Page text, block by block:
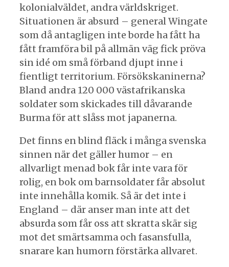
kolonialväldet, andra världskriget.
Situationen är absurd – general Wingate
som då antagligen inte borde ha fått ha
fått framföra bil på allmän väg fick pröva
sin idé om små förband djupt inne i
fientligt territorium. Försökskaninerna?
Bland andra 120 000 västafrikanska
soldater som skickades till dåvarande
Burma för att slåss mot japanerna.
Det finns en blind fläck i många svenska
sinnen när det gäller humor – en
allvarligt menad bok får inte vara för
rolig, en bok om barnsoldater får absolut
inte innehålla komik. Så är det inte i
England – där anser man inte att det
absurda som får oss att skratta skär sig
mot det smärtsamma och fasansfulla,
snarare kan humorn förstärka allvaret.